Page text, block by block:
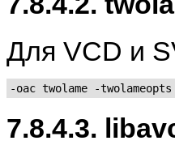
Для VCD и
-oac twolame -twolameopts
7.8.4.3.